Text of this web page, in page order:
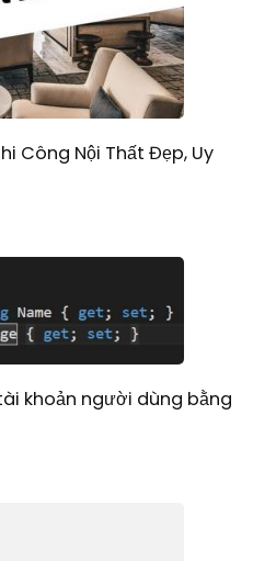
Công Nội Thất Đẹp, Uy
khoản người dùng bằng